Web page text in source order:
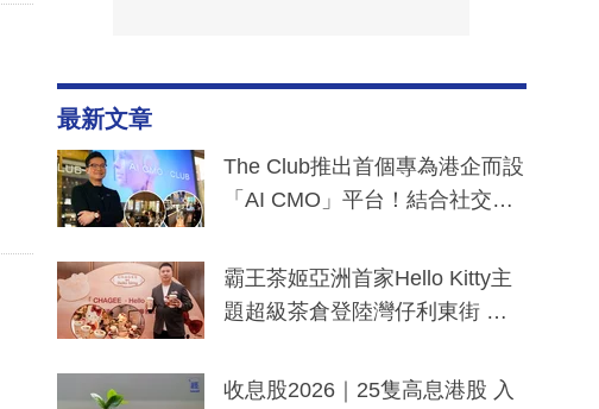
最新文章
The Club推出首個專為港企而設
「AI CMO」平台！結合社交聆
分鐘生成「貼地」宣傳短片
霸王茶姬亞洲首家Hello Kitty主
題超級茶倉登陸灣仔利東街 推
y及香港限定特調系列
收息股2026｜25隻高息港股 入